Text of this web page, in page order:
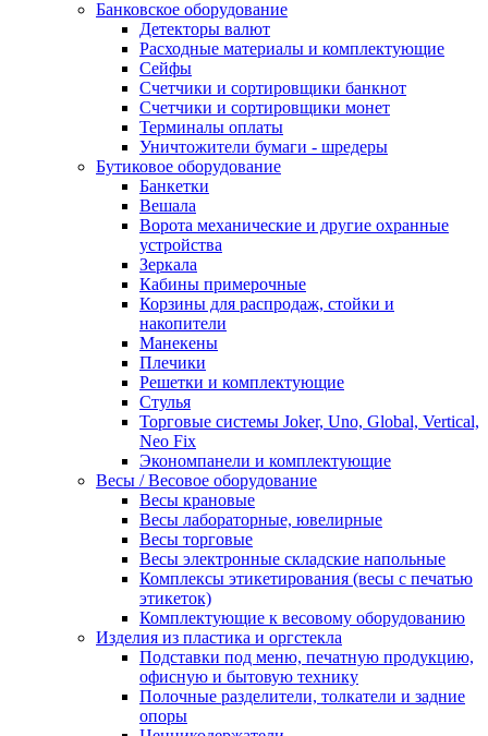
Банковское оборудование
Детекторы валют
Расходные материалы и комплектующие
Сейфы
Счетчики и сортировщики банкнот
Счетчики и сортировщики монет
Терминалы оплаты
Уничтожители бумаги - шредеры
Бутиковое оборудование
Банкетки
Вешала
Ворота механические и другие охранные
устройства
Зеркала
Кабины примерочные
Корзины для распродаж, стойки и
накопители
Манекены
Плечики
Решетки и комплектующие
Стулья
Торговые системы Joker, Uno, Global, Vertical,
Neo Fix
Экономпанели и комплектующие
Весы / Весовое оборудование
Весы крановые
Весы лабораторные, ювелирные
Весы торговые
Весы электронные складские напольные
Комплексы этикетирования (весы с печатью
этикеток)
Комплектующие к весовому оборудованию
Изделия из пластика и оргстекла
Подставки под меню, печатную продукцию,
офисную и бытовую технику
Полочные разделители, толкатели и задние
опоры